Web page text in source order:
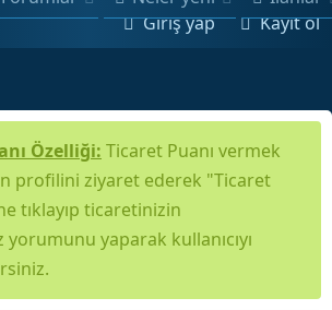
Giriş yap Kayıt ol
Özelliği: Ticaret Puanı vermek
profilini ziyaret ederek "Ticaret
tıklayıp ticaretinizin
yaparak kullanıcıyı